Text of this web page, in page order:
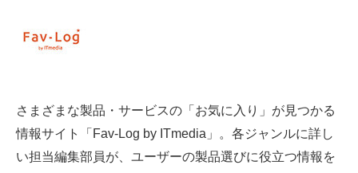
さまざまな製品・サービスの「お気に入り」が見つかる
情報サイト「Fav-Log by ITmedia」。各ジャンルに詳し
い担当編集部員が、ユーザーの製品選びに役立つ情報を